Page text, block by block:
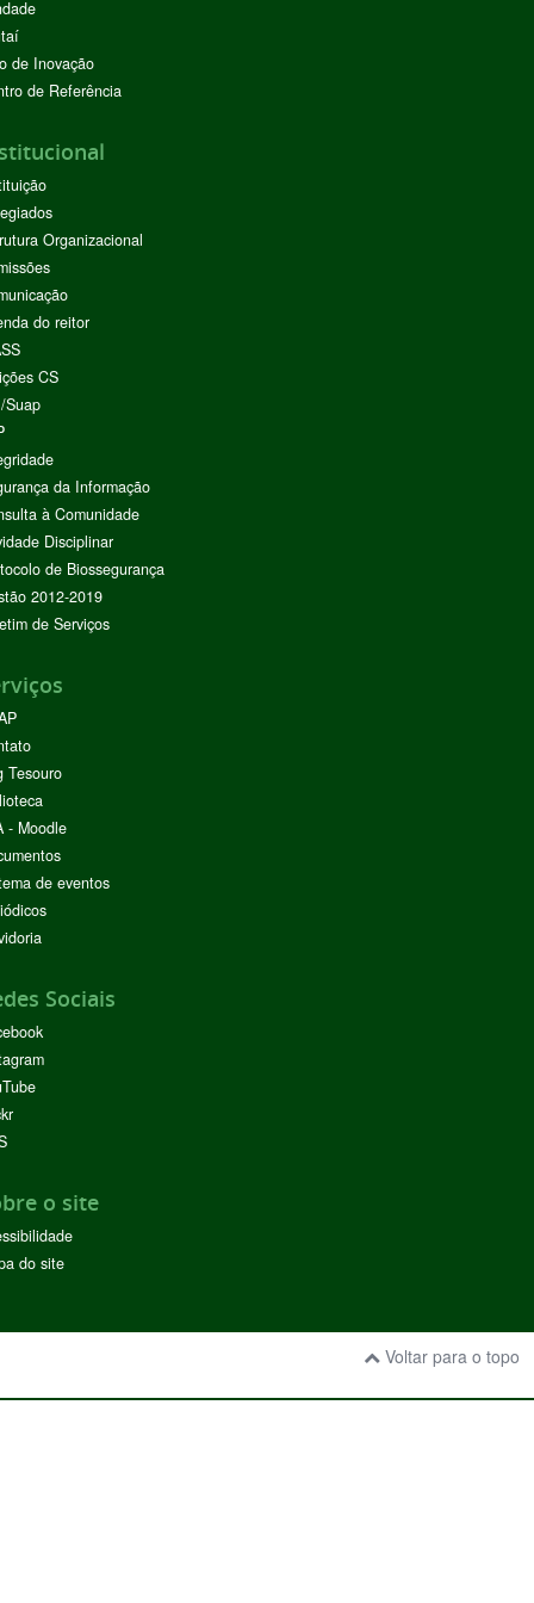
de Inovação
de Referência
Organizacional
do reitor
CS
Suap
da Informação
à Comunidade
Disciplinar
de Biossegurança
2012-2019
de Serviços
Tesouro
- Moodle
de eventos
Sociais
o site
do site
Voltar para o topo